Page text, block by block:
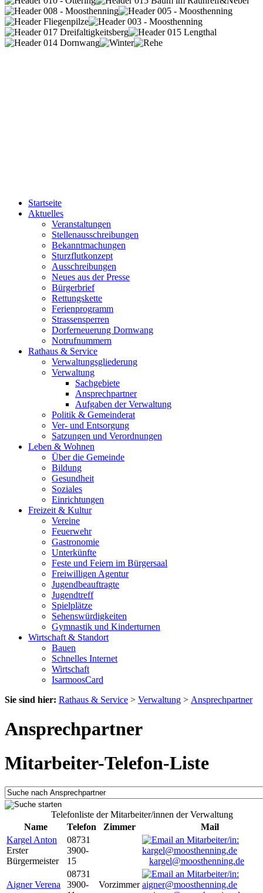
Startseite
Aktuelles
Veranstaltungen
Stellenausschreibungen
Bekanntmachungen
Sturzflutkonzept
Ausschreibungen
Neues aus der Presse
Bürgerbrief
Rettungskette
Ferienprogramm
Strassensperren
Dorferneuerung Dornwang
Notrufnummern
Rathaus & Service
Verwaltungsgliederung
Verwaltung
Sachgebiete
Ansprechpartner
Aufgaben der Verwaltung
Politik & Gemeinderat
Ver- und Entsorgung
Satzungen und Verordnungen
Leben & Wohnen
Über die Gemeinde
Bildung
Gesundheit
Soziales
Einrichtungen
Freizeit & Kultur
Vereine
Feuerwehr
Gastronomie
Unterkünfte
Feste und Feiern im Bürgersaal
Freiwilligen Agentur
Jugendbeauftragte
Jugendtreff
Spielplätze
Sehenswürdigkeiten
Gymnastik und Kinderturnen
Wirtschaft & Standort
Bauen
Schnelles Internet
Wirtschaft
IsarmoosCard
Sie sind hier: Rathaus & Service > Verwaltung > Ansprechpartner
Ansprechpartner
Mitarbeiter-Telefon-Liste
Telefonliste der Mitarbeiter/innen der Verwaltung
Name
Telefon Zimmer
Mail
Kargel Anton
Erster
Bürgermeister
08731
3900-
15
kargel@moosthenning.de
Aigner Verena
08731
3900-
Vorzimmer